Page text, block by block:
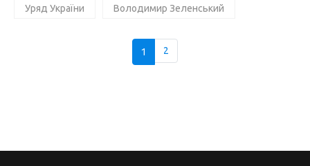
Уряд України Володимир Зеленський
1 2